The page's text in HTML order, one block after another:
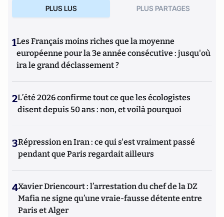
PLUS LUS PLUS PARTAGES
1Les Français moins riches que la moyenne
européenne pour la 3e année consécutive : jusqu'où
ira le grand déclassement ?
2L’été 2026 confirme tout ce que les écologistes
disent depuis 50 ans : non, et voilà pourquoi
3Répression en Iran : ce qui s'est vraiment passé
pendant que Paris regardait ailleurs
4Xavier Driencourt : l’arrestation du chef de la DZ
Mafia ne signe qu’une vraie-fausse détente entre
Paris et Alger